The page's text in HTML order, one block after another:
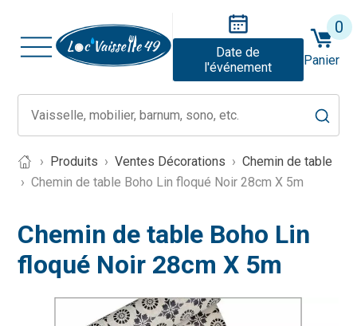
Date de
l'événement
0
Panier
Produits Ventes Décorations
Chemin de table
Chemin de table Boho Lin floqué Noir 28cm X 5m
Chemin de table Boho Lin
floqué Noir 28cm X 5m